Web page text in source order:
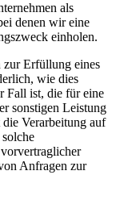
als
denen wir eine
einholen.
zur Erfüllung eines
wie dies
Fall ist, die für eine
sonstigen Leistung
Verarbeitung auf
Anfragen zur